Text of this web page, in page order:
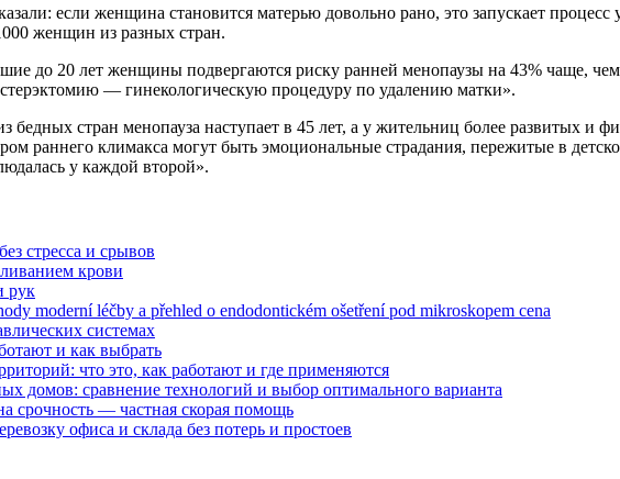
если женщина становится матерью довольно рано, это запускает
женщин из разных стран.
до 20 лет женщины подвергаются риску ранней менопаузы на 43% чаще,
— гинекологическую процедуру по удалению матки».
стран менопауза наступает в 45 лет, а у жительниц более развитых и
раннего климакса могут быть эмоциональные страдания, пережитые в
у каждой второй».
стресса и срывов
крови
рук
moderní léčby a přehled o endodontickém ošetření pod mikroskopem cena
системах
и как выбрать
что это, как работают и где применяются
домов: сравнение технологий и выбор оптимального варианта
срочность — частная скорая помощь
офиса и склада без потерь и простоев